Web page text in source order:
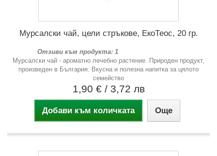
Мурсалски чай, цели стръкове, ЕкоТеос, 20 гр.
Отзиви към продукта: 1
Мурсалски чай - ароматно лечебно растение. Природен продукт,
произведен в България. Вкусна и полезна напитка за цялото
семейство
1,90 € / 3,72 лв
Добави към количката Още